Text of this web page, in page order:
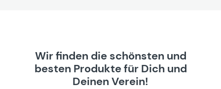
Wir finden die schönsten und
besten Produkte für Dich und
Deinen Verein!